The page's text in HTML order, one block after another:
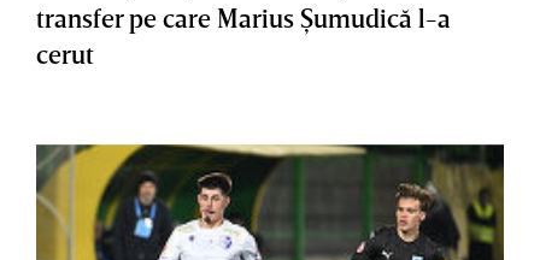
transfer pe care Marius Şumudică l-a
cerut